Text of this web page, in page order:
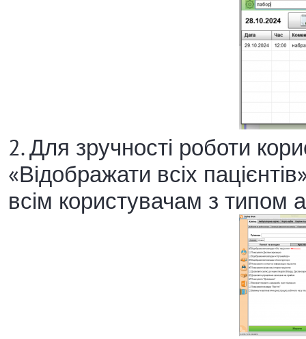
2. Для зручності роботи
«Відображати всіх
всім користувачам з типом